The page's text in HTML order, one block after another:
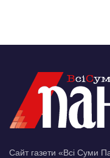
Сайт газети «Всі Суми